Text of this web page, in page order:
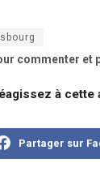
commenter et
à
Partager sur